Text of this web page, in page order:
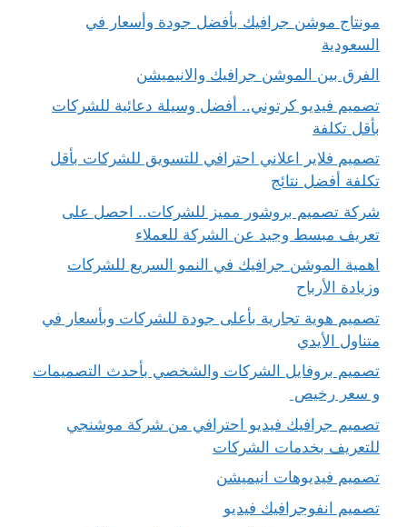
مونتاج موشن جرافيك بأفضل جودة وأسعار في
السعودية
الفرق بين الموشن جرافيك والانيميشن
تصميم فيديو كرتوني.. أفضل وسيلة دعائية للشركات
بأقل تكلفة
تصميم فلاير اعلاني احترافي للتسويق للشركات بأقل
تكلفة أفضل نتائج
شركة تصميم بروشور مميز للشركات.. احصل على
تعريف مبسط وجيد عن الشركة للعملاء
اهمية الموشن جرافيك في النمو السريع للشركات
وزيادة الأرباح
تصميم هوية تجارية بأعلى جودة للشركات وبأسعار في
متناول الأيدي
تصميم بروفايل الشركات والشخصي بأحدث التصميمات
و سعر رخيص
تصميم جرافيك فيديو احترافي من شركة موشنجي
للتعريف بخدمات الشركات
تصميم فيديوهات انيميشن
تصميم انفوجرافيك فيديو